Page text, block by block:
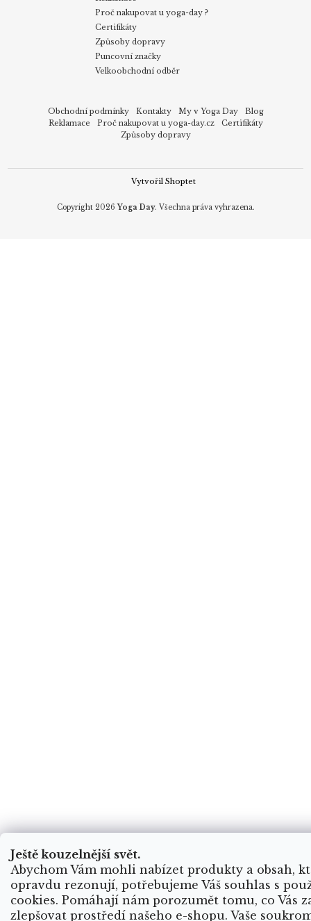
Ještě kouzelnější svět.
Abychom Vám mohli nabízet produkty a obsah,
opravdu rezonují, potřebujeme Váš souhlas s
cookies. Pomáhají nám porozumět tomu, co Vás
zlepšovat prostředí našeho e-shopu. Vaše
Proč nakupovat u yoga-day ?
Certifikáty
Způsoby dopravy
Puncovní značky
Velkoobchodní odběr
Obchodní podmínky Kontakty My v Yoga Day
Blog
Reklamace
Proč nakupovat u yoga-day.cz
Certifikáty
Způsoby dopravy
Vytvořil Shoptet
Copyright 2026 Yoga Day. Všechna práva vyhrazena.